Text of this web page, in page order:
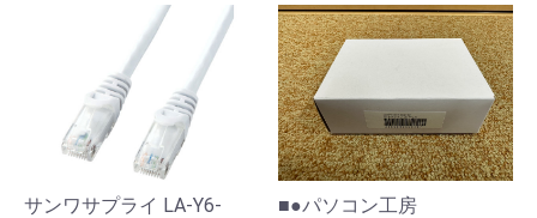
サンワサプライ LA-Y6-
■●パソコン工房